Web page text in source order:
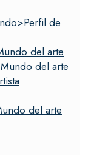
de
del arte
del arte
del arte